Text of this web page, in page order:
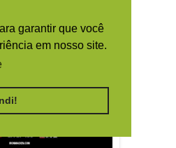
garantir que você
em nosso site.